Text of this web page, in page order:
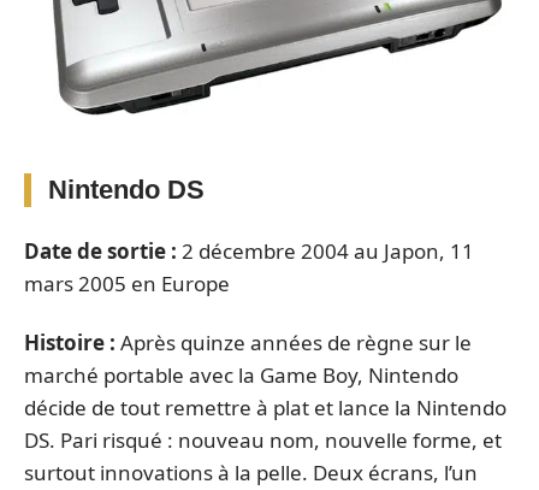
Nintendo DS
Date de sortie : 2 décembre 2004 au Japon, 11
mars 2005 en Europe
Histoire : Après quinze années de règne sur le
marché portable avec la Game Boy, Nintendo
décide de tout remettre à plat et lance la Nintendo
DS. Pari risqué : nouveau nom, nouvelle forme, et
surtout innovations à la pelle. Deux écrans, l’un